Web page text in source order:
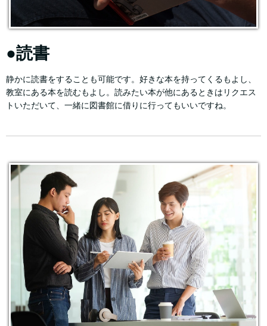
●読書
静かに読書をすることも可能です。好きな本を持ってくるもよし、
教室にある本を読むもよし。読みたい本が他にあるときはリクエス
トいただいて、一緒に図書館に借りに行ってもいいですね。